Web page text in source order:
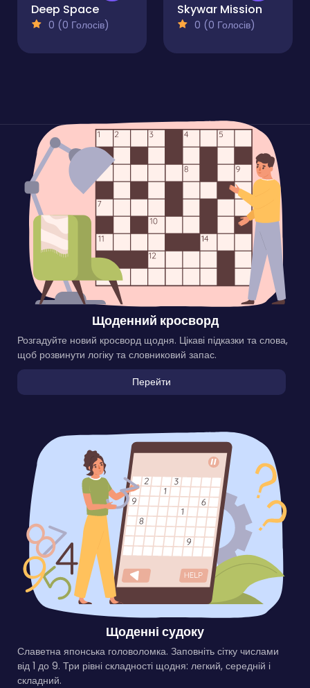
Deep Space
0 (0 Голосів)
Skywar Mission
0 (0 Голосів)
Щоденний кросворд
Розгадуйте новий кросворд щодня. Цікаві підказки та слова,
щоб розвинути логіку та словниковий запас.
Перейти
Щоденні судоку
Славетна японська головоломка. Заповніть сітку числами
від 1 до 9. Три рівні складності щодня: легкий, середній і
складний.